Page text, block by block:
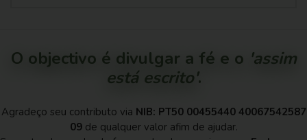
O objectivo é divulgar a fé e o 'assim
está escrito'.
Agradeço seu contributo via NIB: PT50 00455440 40067542587
09de qualquer valor afim de ajudar.